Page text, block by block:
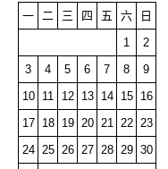
一 二 三 四 五 六
日
1
2
3
4 5 6 7 8
9
10
11 12 13 14 15
16
17
18 19 20 21 22 23
24 25 26 27 28 29 30